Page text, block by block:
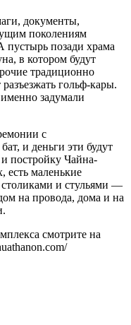
документы,
поколениям
пустырь позади храма
в котором будут
традиционно
гольф-кары.
задумали
с
и деньги эти будут
постройку Чайна-
есть маленькие
и стульями —
на провода, дома и на
смотрите на